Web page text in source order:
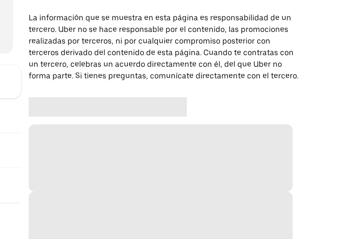
La información que se muestra en esta página es responsabilidad de un
tercero. Uber no se hace responsable por el contenido, las promociones
realizadas por terceros, ni por cualquier compromiso posterior con
terceros derivado del contenido de esta página. Cuando te contratas con
un tercero, celebras un acuerdo directamente con él, del que Uber no
forma parte. Si tienes preguntas, comunícate directamente con el tercero.